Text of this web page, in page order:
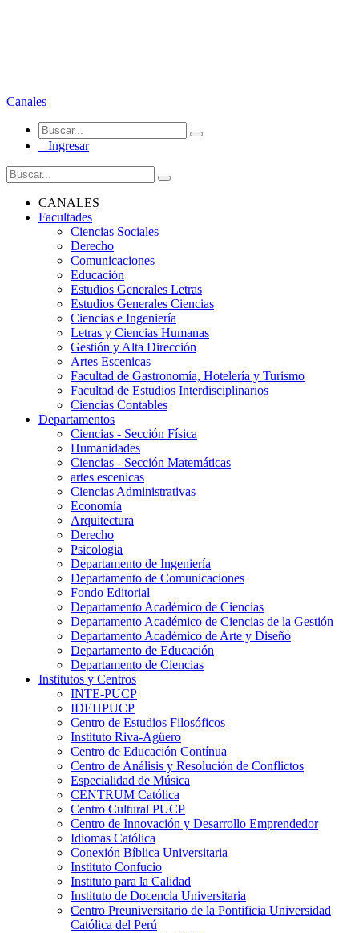
Canales
Ingresar
CANALES
Facultades
Ciencias Sociales
Derecho
Comunicaciones
Educación
Estudios Generales Letras
Estudios Generales Ciencias
Ciencias e Ingeniería
Letras y Ciencias Humanas
Gestión y Alta Dirección
Artes Escenicas
Facultad de Gastronomía, Hotelería y Turismo
Facultad de Estudios Interdisciplinarios
Ciencias Contables
Departamentos
Ciencias - Sección Física
Humanidades
Ciencias - Sección Matemáticas
artes escenicas
Ciencias Administrativas
Economía
Arquitectura
Derecho
Psicologia
Departamento de Ingeniería
Departamento de Comunicaciones
Fondo Editorial
Departamento Académico de Ciencias
Departamento Académico de Ciencias de la Gestión
Departamento Académico de Arte y Diseño
Departamento de Educación
Departamento de Ciencias
Institutos y Centros
INTE-PUCP
IDEHPUCP
Centro de Estudios Filosóficos
Instituto Riva-Agüero
Centro de Educación Contínua
Centro de Análisis y Resolución de Conflictos
Especialidad de Música
CENTRUM Católica
Centro Cultural PUCP
Centro de Innovación y Desarrollo Emprendedor
Idiomas Católica
Conexión Bíblica Universitaria
Instituto Confucio
Instituto para la Calidad
Instituto de Docencia Universitaria
Centro Preuniversitario de la Pontificia Universidad
Católica del Perú